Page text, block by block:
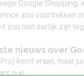
Google Shopping,
zou voortrekken
zou niet eerlijk zijn
nieuws over
komt eraan, maar
(6-8)